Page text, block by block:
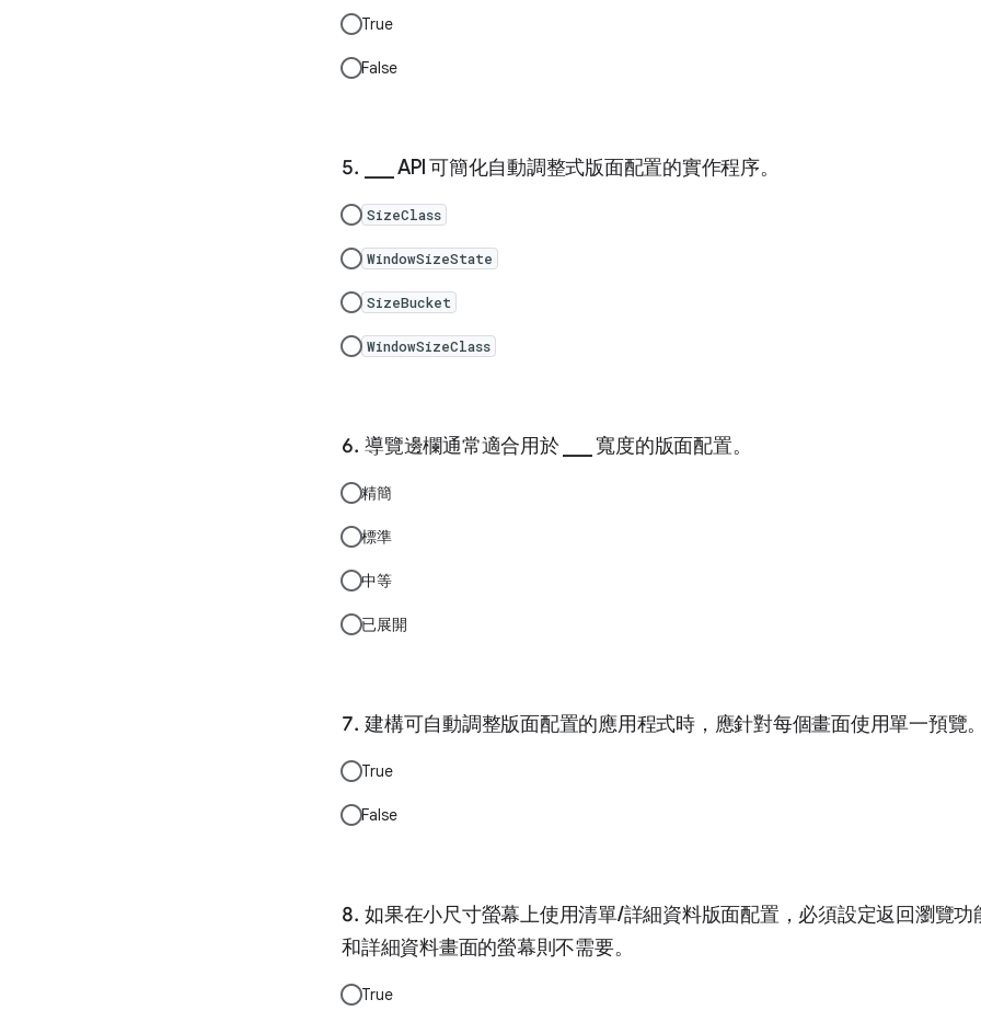
True
False
___ API 可簡化自動調整式版面配置的實作程序。
SizeClass
WindowSizeState
SizeBucket
WindowSizeClass
導覽邊欄通常適合用於 ___ 寬度的版面配置。
精簡
標準
中等
已展開
建構可自動調整版面配置的應用程式時，應針對每個畫面使用單一預覽
True
False
如果在小尺寸螢幕上使用清單/詳細資料版面配置，必須設定返回瀏覽功
和詳細資料畫面的螢幕則不需要。
True